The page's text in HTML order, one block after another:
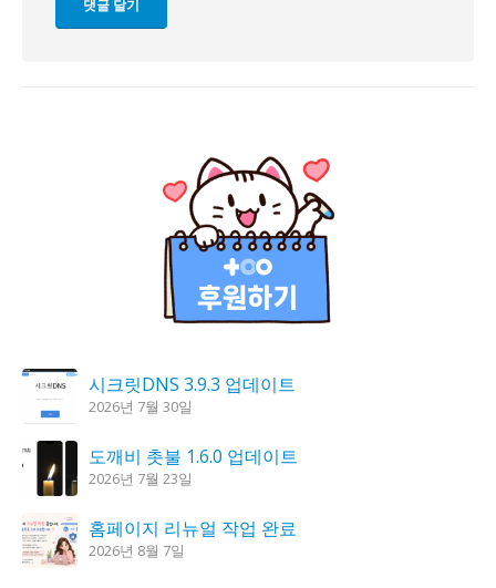
시크릿DNS 3.9.3 업데이트
2026년 7월 30일
도깨비 촛불 1.6.0 업데이트
2026년 7월 23일
홈페이지 리뉴얼 작업 완료
2026년 8월 7일